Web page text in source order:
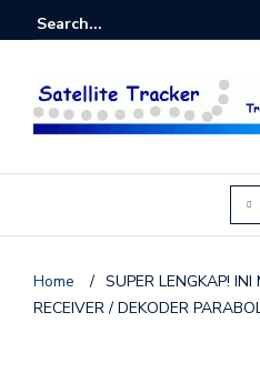
Home / SUPER LENGKAP!
RECEIVER / DEKODER